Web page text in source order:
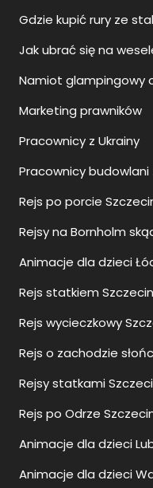
Gdzie kupić rury ze
Jak ubrać się na
Namiot glampingowy
Marketing prawników
Pracownicy z Ukrainy
Pracownicy budowlani
Rejs po porcie
Rejsy na Bornholm
Animacje dla dzieci
Rejs statkiem Szczecin
Rejs wycieczkowy
Rejs o zachodzie
Rejsy statkami
Rejs po Odrze
Animacje dla dzieci
Animacje dla dzieci